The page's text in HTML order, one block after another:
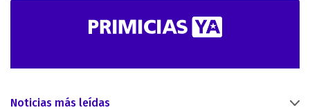
Noticias más leídas